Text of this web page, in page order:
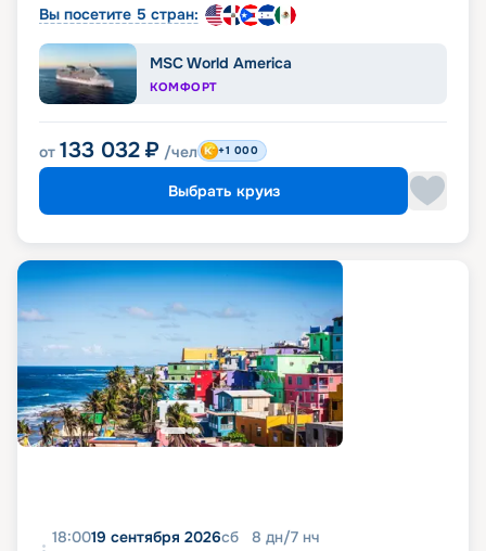
Вы посетите 5 стран:
MSC World America
КОМФОРТ
от 133 032 ₽ /чел +1 000
Выбрать круиз
18:0019 сентября 2026сб 8 дн/7 нч